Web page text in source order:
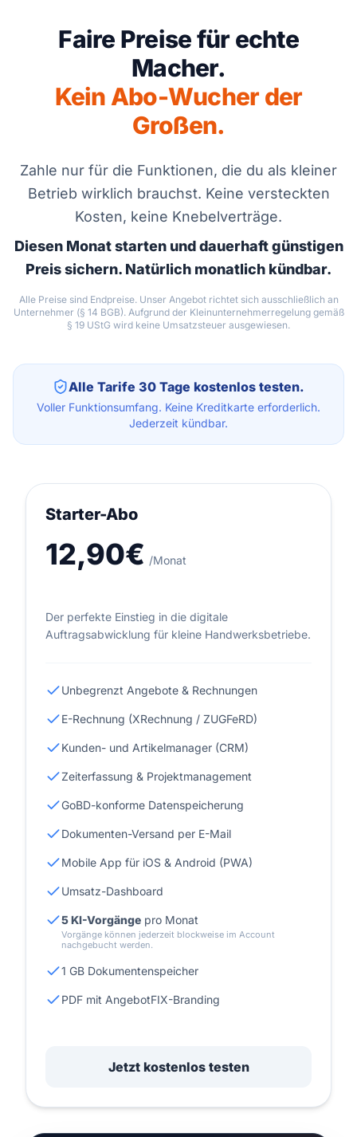
Faire Preise für echte
Macher.
Kein Abo-Wucher der
Großen.
Zahle nur für die Funktionen, die du als kleiner
Betrieb wirklich brauchst. Keine versteckten
Kosten, keine Knebelverträge.
Diesen Monat starten und dauerhaft günstigen
Preis sichern. Natürlich monatlich kündbar.
Alle Preise sind Endpreise. Unser Angebot richtet sich ausschließlich an
Unternehmer (§ 14 BGB). Aufgrund der Kleinunternehmerregelung gemäß
§ 19 UStG wird keine Umsatzsteuer ausgewiesen.
Alle Tarife 30 Tage kostenlos testen.
Voller Funktionsumfang. Keine Kreditkarte erforderlich.
Jederzeit kündbar.
Starter-Abo
12,90€ /Monat
Der perfekte Einstieg in die digitale
Auftragsabwicklung für kleine Handwerksbetriebe.
Unbegrenzt Angebote & Rechnungen
E-Rechnung (XRechnung / ZUGFeRD)
Kunden- und Artikelmanager (CRM)
Zeiterfassung & Projektmanagement
GoBD-konforme Datenspeicherung
Dokumenten-Versand per E-Mail
Mobile App für iOS & Android (PWA)
Umsatz-Dashboard
5 KI-Vorgänge pro Monat
Vorgänge können jederzeit blockweise im Account
nachgebucht werden.
1 GB Dokumentenspeicher
PDF mit AngebotFIX-Branding
Jetzt kostenlos testen